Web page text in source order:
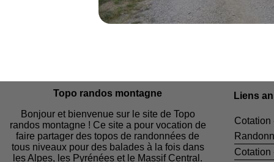
Topo randos montagne
Bonjour et bienvenue sur le site de Topo
randos montagne ! Ce site a pour vocation de
faire partager des topos de randonnées de
tous niveaux pour des balades à la fois dans
les Alpes, les Pyrénées et le Massif Central.
Liens
Cotation
Cotation